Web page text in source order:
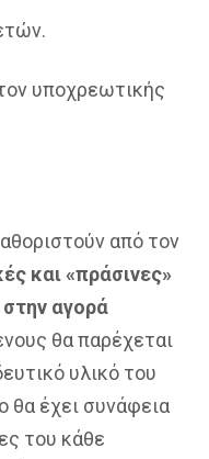
υποχρεωτικής
από τον
και «πράσινες»
αγορά
θα παρέχεται
υλικό του
θα έχει συνάφεια
του κάθε